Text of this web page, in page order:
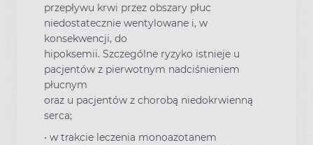
przepływu krwi przez obszary płuc
niedostatecznie wentylowane i, w
konsekwencji, do
hipoksemii. Szczególne ryzyko istnieje u
pacjentów z pierwotnym nadciśnieniem
płucnym
oraz u pacjentów z chorobą niedokrwienną
serca;
• w trakcie leczenia monoazotanem